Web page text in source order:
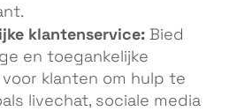
klantenservice: Bied
en toegankelijke
voor klanten om hulp te
livechat, sociale media